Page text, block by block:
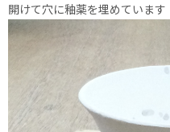
開けて穴に釉薬を埋めています